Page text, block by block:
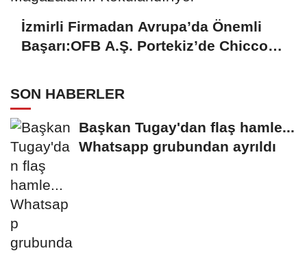
İzmirli Firmadan Avrupa’da Önemli
Başarı:OFB A.Ş. Portekiz’de Chicco
SON HABERLER
Başkan Tugay'dan flaş hamle...
Whatsapp grubundan ayrıldı